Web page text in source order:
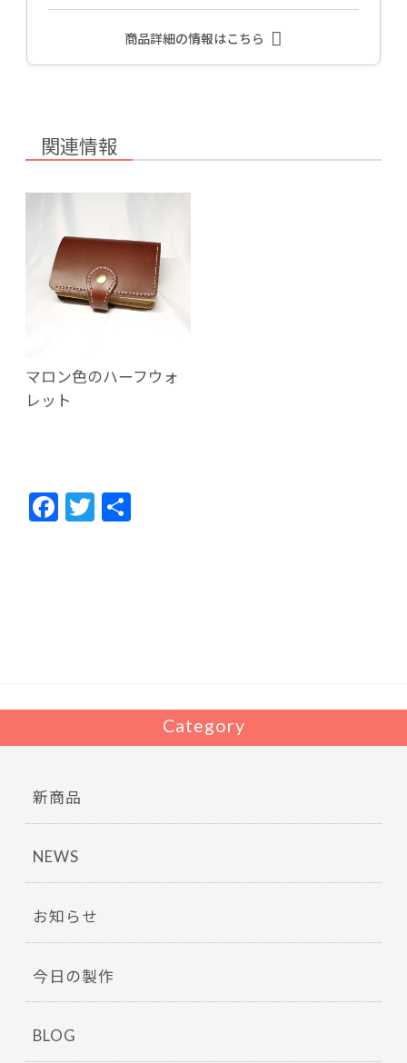
商品詳細の情報はこちら
関連情報
マロン色のハーフウォ
レット
F
T
Category
新商品
NEWS
お知らせ
今日の製作
BLOG